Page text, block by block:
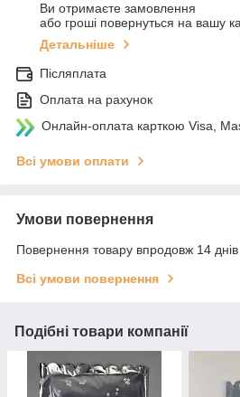
Ви отримаєте замовлення
або гроші повернуться на вашу
Детальніше
Післяплата
Оплата на рахунок
Онлайн-оплата карткою Visa,
Всі умови оплати
Умови повернення
Повернення товару впродовж 14
Всі умови повернення
Подібні товари компанії